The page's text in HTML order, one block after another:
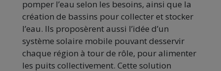
pomper l’eau selon les besoins, ainsi que la
création de bassins pour collecter et stocker
l’eau. Ils proposèrent aussi l’idée d’un
système solaire mobile pouvant desservir
chaque région à tour de rôle, pour alimenter
les puits collectivement. Cette solution